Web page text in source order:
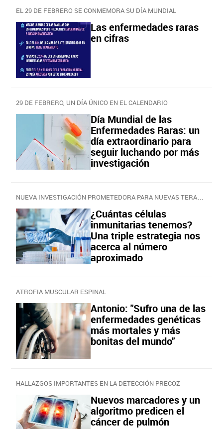
EL 29 DE FEBRERO SE CONMEMORA SU DÍA MUNDIAL
Las enfermedades raras
en cifras
29 DE FEBRERO, UN DÍA ÚNICO EN EL CALENDARIO
Día Mundial de las
Enfermedades Raras: un
día extraordinario para
seguir luchando por más
investigación
¿Cuántas células
inmunitarias tenemos?
Una triple estrategia nos
acerca al número
aproximado
ATROFIA MUSCULAR ESPINAL
Antonio: "Sufro una de las
enfermedades genéticas
más mortales y más
bonitas del mundo"
HALLAZGOS IMPORTANTES EN LA DETECCIÓN PRECOZ
Nuevos marcadores y un
algoritmo predicen el
cáncer de pulmón